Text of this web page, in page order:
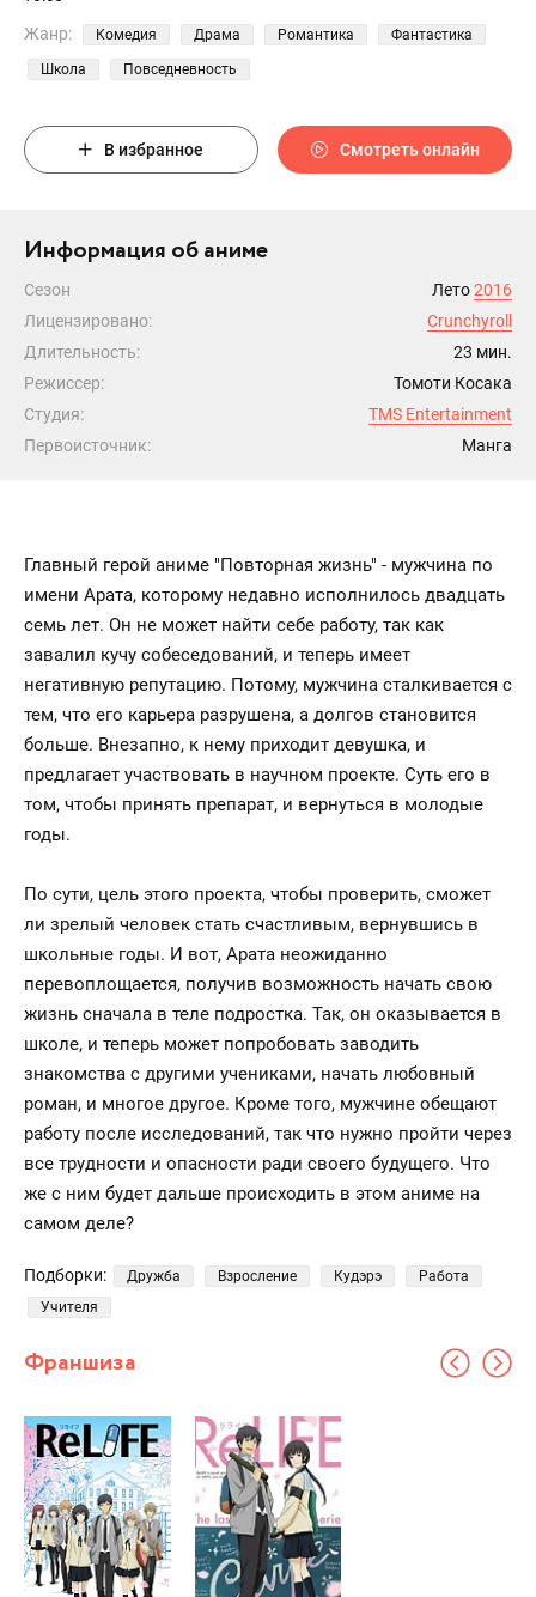
Жанр:
Комедия Драма Романтика Фантастика
Школа Повседневность
В избранное Смотреть онлайн
Информация об аниме
Сезон Лето2016
Лицензировано:
Crunchyroll
Длительность:
23 мин.
Режиссер:
Томоти Косака
Студия:
TMS Entertainment
Первоисточник:
Манга
Главный герой аниме "Повторная жизнь" - мужчина по
имени Арата, которому недавно исполнилось двадцать
семь лет. Он не может найти себе работу, так как
завалил кучу собеседований, и теперь имеет
негативную репутацию. Потому, мужчина сталкивается с
тем, что его карьера разрушена, а долгов становится
больше. Внезапно, к нему приходит девушка, и
предлагает участвовать в научном проекте. Суть его в
том, чтобы принять препарат, и вернуться в молодые
годы.
По сути, цель этого проекта, чтобы проверить, сможет
ли зрелый человек стать счастливым, вернувшись в
школьные годы. И вот, Арата неожиданно
перевоплощается, получив возможность начать свою
жизнь сначала в теле подростка. Так, он оказывается в
школе, и теперь может попробовать заводить
знакомства с другими учениками, начать любовный
роман, и многое другое. Кроме того, мужчине обещают
работу после исследований, так что нужно пройти через
все трудности и опасности ради своего будущего. Что
же с ним будет дальше происходить в этом аниме на
самом деле?
Подборки: Дружба Взросление Кудэрэ
Работа
Учителя
Франшиза